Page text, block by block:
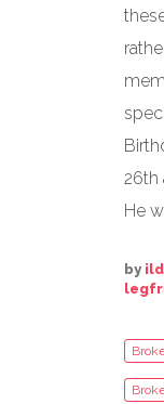
26th
He
by